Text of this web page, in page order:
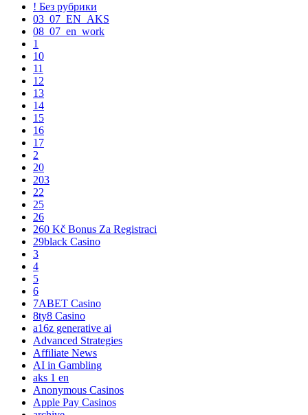
! Без рубрики
03_07_EN_AKS
08_07_en_work
1
10
11
12
13
14
15
16
17
2
20
203
22
25
26
260 Kč Bonus Za Registraci
29black Casino
3
4
5
6
7ABET Casino
8ty8 Casino
a16z generative ai
Advanced Strategies
Affiliate News
AI in Gambling
aks 1 en
Anonymous Casinos
Apple Pay Casinos